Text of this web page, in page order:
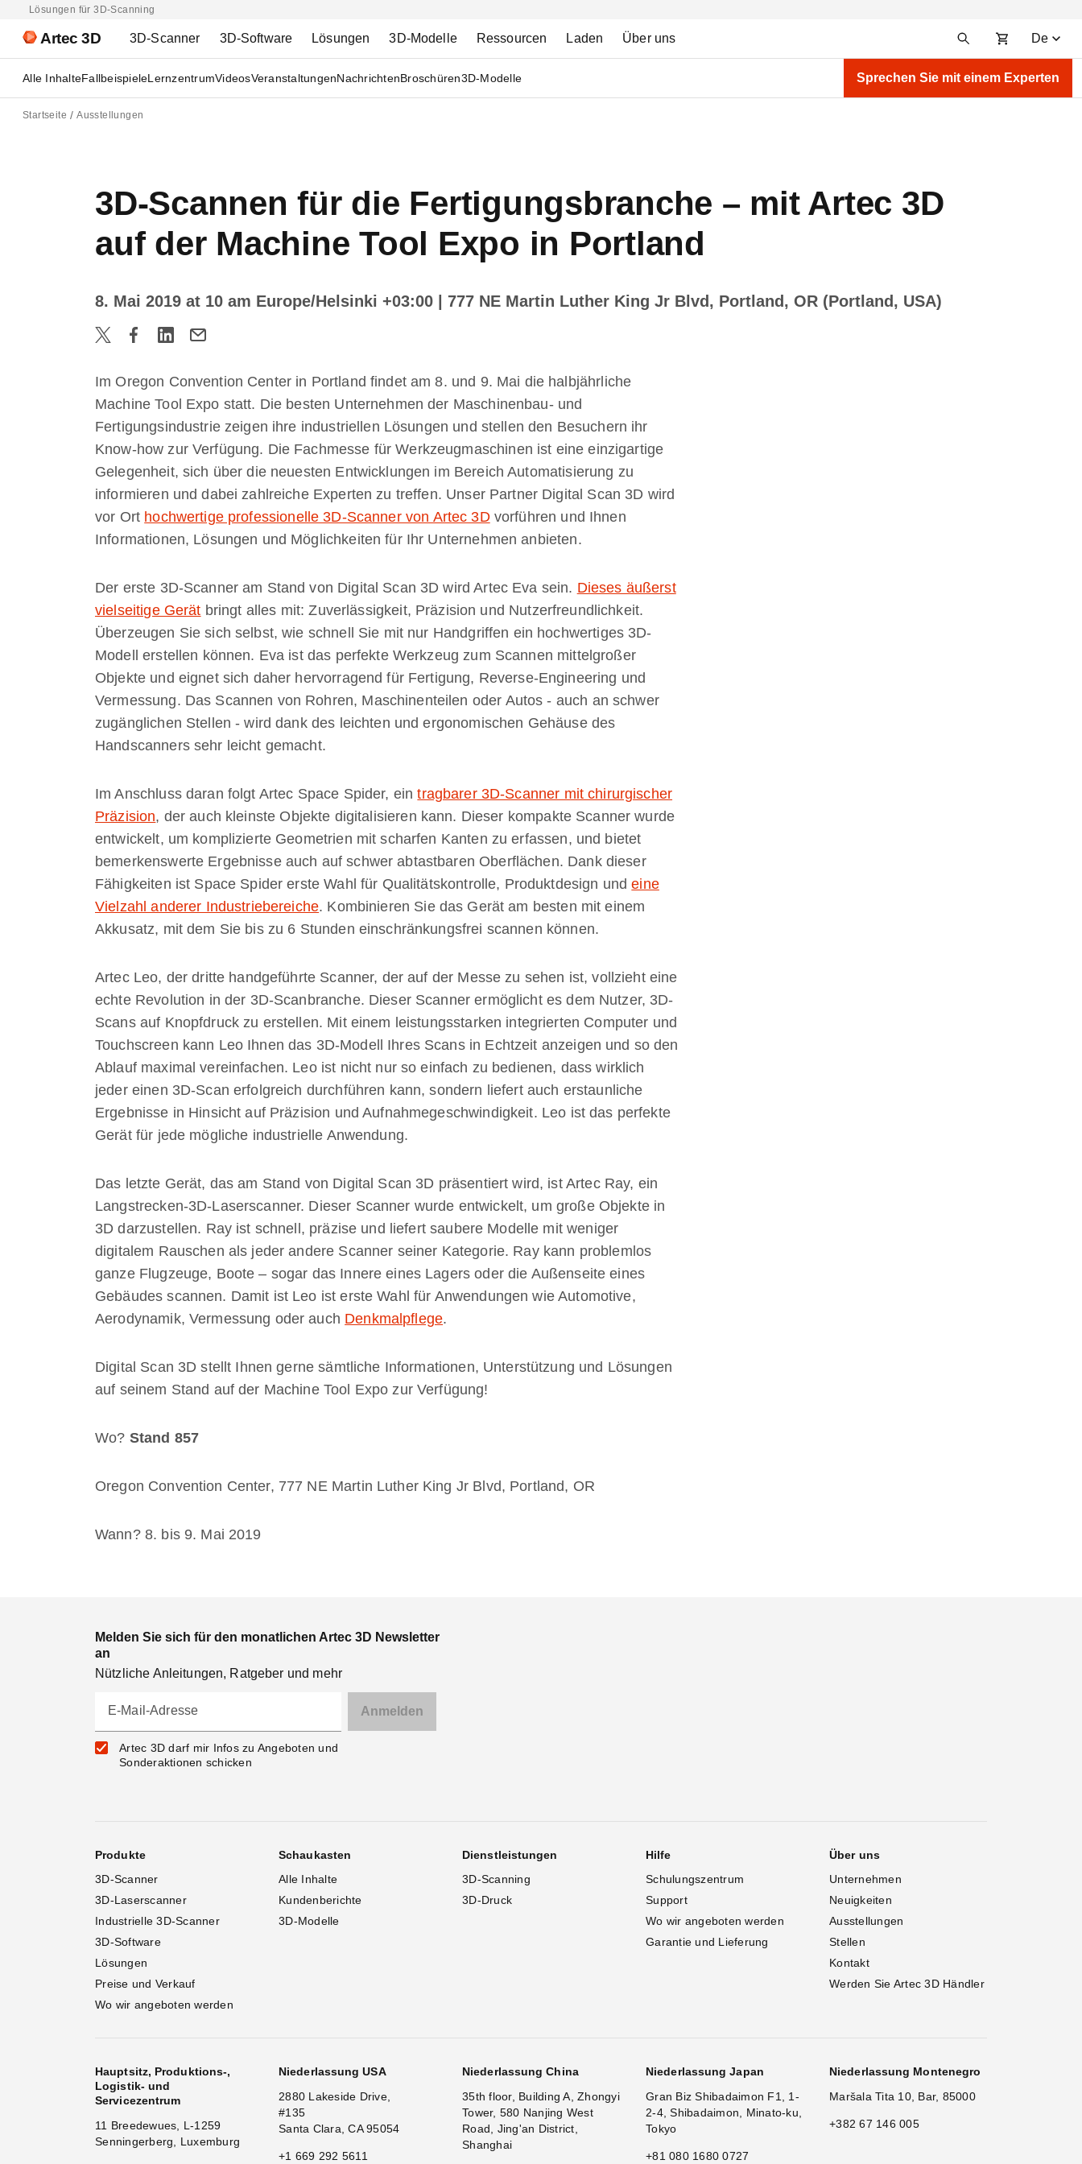
Lösungen für 3D-Scanning
Artec 3D 3D-Scanner 3D-Software Lösungen 3D-Modelle Ressourcen Laden Über uns De
Alle InhalteFallbeispieleLernzentrumVideosVeranstaltungenNachrichtenBroschüren3D-Modelle Sprechen Sie mit einem Experten
Startseite Ausstellungen
3D-Scannen für die Fertigungsbranche – mit Artec 3D
auf der Machine Tool Expo in Portland
8. Mai 2019 at 10 am Europe/Helsinki +03:00 | 777 NE Martin Luther King Jr Blvd, Portland, OR (Portland, USA)
Im Oregon Convention Center in Portland findet am 8. und 9. Mai die halbjährliche
Machine Tool Expo statt. Die besten Unternehmen der Maschinenbau- und
Fertigungsindustrie zeigen ihre industriellen Lösungen und stellen den Besuchern ihr
Know-how zur Verfügung. Die Fachmesse für Werkzeugmaschinen ist eine einzigartige
Gelegenheit, sich über die neuesten Entwicklungen im Bereich Automatisierung zu
informieren und dabei zahlreiche Experten zu treffen. Unser Partner Digital Scan 3D wird
vor Ort hochwertige professionelle 3D-Scanner von Artec 3Dvorführen und Ihnen
Informationen, Lösungen und Möglichkeiten für Ihr Unternehmen anbieten.
Der erste 3D-Scanner am Stand von Digital Scan 3D wird Artec Eva sein. Dieses äußerst
vielseitige Gerät bringt alles mit: Zuverlässigkeit, Präzision und Nutzerfreundlichkeit.
Überzeugen Sie sich selbst, wie schnell Sie mit nur Handgriffen ein hochwertiges 3D-
Modell erstellen können. Eva ist das perfekte Werkzeug zum Scannen mittelgroßer
Objekte und eignet sich daher hervorragend für Fertigung, Reverse-Engineering und
Vermessung. Das Scannen von Rohren, Maschinenteilen oder Autos - auch an schwer
zugänglichen Stellen - wird dank des leichten und ergonomischen Gehäuse des
Handscanners sehr leicht gemacht.
Im Anschluss daran folgt Artec Space Spider, eintragbarer 3D-Scanner mit chirurgischer
Präzision, der auch kleinste Objekte digitalisieren kann. Dieser kompakte Scanner wurde
entwickelt, um komplizierte Geometrien mit scharfen Kanten zu erfassen, und bietet
bemerkenswerte Ergebnisse auch auf schwer abtastbaren Oberflächen. Dank dieser
Fähigkeiten ist Space Spider erste Wahl für Qualitätskontrolle, Produktdesign undeine
Vielzahl anderer Industriebereiche. Kombinieren Sie das Gerät am besten mit einem
Akkusatz, mit dem Sie bis zu 6 Stunden einschränkungsfrei scannen können.
Artec Leo, der dritte handgeführte Scanner, der auf der Messe zu sehen ist, vollzieht eine
echte Revolution in der 3D-Scanbranche. Dieser Scanner ermöglicht es dem Nutzer, 3D-
Scans auf Knopfdruck zu erstellen. Mit einem leistungsstarken integrierten Computer und
Touchscreen kann Leo Ihnen das 3D-Modell Ihres Scans in Echtzeit anzeigen und so den
Ablauf maximal vereinfachen. Leo ist nicht nur so einfach zu bedienen, dass wirklich
jeder einen 3D-Scan erfolgreich durchführen kann, sondern liefert auch erstaunliche
Ergebnisse in Hinsicht auf Präzision und Aufnahmegeschwindigkeit. Leo ist das perfekte
Gerät für jede mögliche industrielle Anwendung.
Das letzte Gerät, das am Stand von Digital Scan 3D präsentiert wird, ist Artec Ray, ein
Langstrecken-3D-Laserscanner. Dieser Scanner wurde entwickelt, um große Objekte in
3D darzustellen. Ray ist schnell, präzise und liefert saubere Modelle mit weniger
digitalem Rauschen als jeder andere Scanner seiner Kategorie. Ray kann problemlos
ganze Flugzeuge, Boote – sogar das Innere eines Lagers oder die Außenseite eines
Gebäudes scannen. Damit ist Leo ist erste Wahl für Anwendungen wie Automotive,
Aerodynamik, Vermessung oder auch Denkmalpflege.
Digital Scan 3D stellt Ihnen gerne sämtliche Informationen, Unterstützung und Lösungen
auf seinem Stand auf der Machine Tool Expo zur Verfügung!
Wo? Stand 857
Oregon Convention Center, 777 NE Martin Luther King Jr Blvd, Portland, OR
Wann? 8. bis 9. Mai 2019
Melden Sie sich für den monatlichen Artec 3D Newsletter
an
Nützliche Anleitungen, Ratgeber und mehr
E-Mail-Adresse
Artec 3D darf mir Infos zu Angeboten und
Sonderaktionen schicken
Produkte
3D-Scanner
3D-Laserscanner
Industrielle 3D-Scanner
3D-Software
Lösungen
Preise und Verkauf
Wo wir angeboten werden
Schaukasten
Alle Inhalte
Kundenberichte
3D-Modelle
Dienstleistungen
3D-Scanning
3D-Druck
Hilfe
Schulungszentrum
Support
Wo wir angeboten werden
Garantie und Lieferung
Über uns
Unternehmen
Neuigkeiten
Ausstellungen
Stellen
Kontakt
Werden Sie Artec 3D Händler
Hauptsitz, Produktions-,
Logistik- und
Servicezentrum
11 Breedewues, L-1259
Senningerberg, Luxemburg
Niederlassung USA
2880 Lakeside Drive,
#135
Santa Clara, CA 95054
+1 669 292 5611
Niederlassung China
35th floor, Building A, Zhongyi
Tower, 580 Nanjing West
Road, Jing'an District,
Shanghai
Niederlassung Japan
Gran Biz Shibadaimon F1, 1-
2-4, Shibadaimon, Minato-ku,
Tokyo
+81 080 1680 0727
Niederlassung Montenegro
Maršala Tita 10, Bar, 85000
+382 67 146 005